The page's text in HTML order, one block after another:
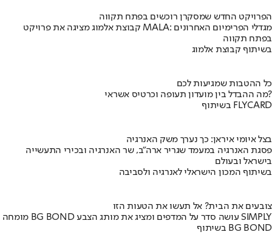
הפרויקט החדש שמסקרן רוכשים בפתח תקווה
קבוצת אלמוג מציגה את פרויקט MALA: מגדלי הפרימיום האחרונים
בפתח תקווה
בשיתוף קבוצת אלמוג
כל ההטבות שמגיעות לכם
מה ההבדל בין מועדון תעופה וכרטיס אשראי?
בשיתוף FLYCARD
בצל איומי איראן: כך נערך משק האנרגיה
פסגת האנרגיה במעמד שגריר ארה"ב, שר האנרגיה ובכירי התעשייה
בישראל ובעולם
בשיתוף המכון הישראלי לאנרגיה ולסביבה
צובעים את הבית? אל תעשו את הטעות הזו
מומחה BG BOND עושה סדר על המדפים ומציג את מותג הצבע SIMPLY
בשיתוף BG BOND